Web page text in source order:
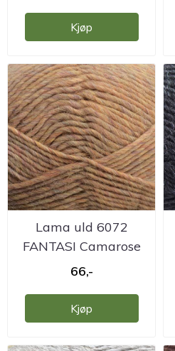
Kjøp
Lama uld 6072
FANTASI Camarose
66,-
Kjøp